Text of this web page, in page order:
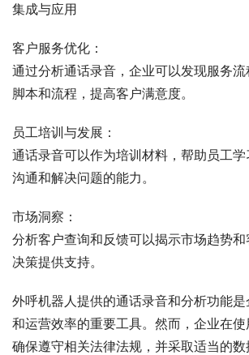
集成与应用
客户服务优化：
通过分析通话录音，企业可以发现服务
脚本和流程，提高客户满意度。
员工培训与发展：
通话录音可以作为培训材料，帮助员工
沟通和解决问题的能力。
市场洞察：
分析客户查询和反馈可以揭示市场趋势
决策提供支持。
外呼机器人提供的通话录音和分析功能
和运营效率的重要工具。然而，企业在
确保遵守相关法律法规，并采取适当的